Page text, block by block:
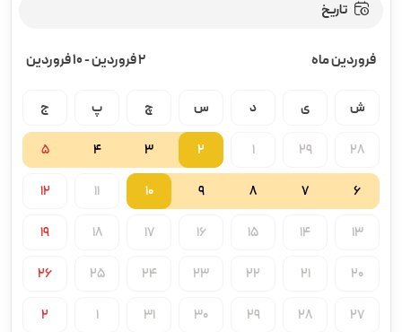
تاریخ
فروردین ماه 2 فروردین -10 فروردین
ش ی د س چ پ ج
28
29
1
2
3
4
5
6
7
8
9
10
11
12
13
14
15
16
17
18
19
20
21
22
23
24
25
26
27
28
29
30
31
1
2